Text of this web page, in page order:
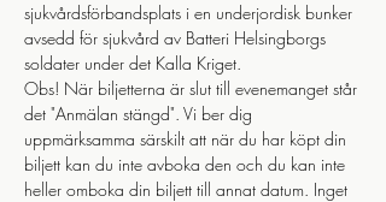
sjukvårdsförbandsplats i en underjordisk bunker
avsedd för sjukvård av Batteri Helsingborgs
soldater under det Kalla Kriget.
Obs! När biljetterna är slut till evenemanget står
det "Anmälan stängd". Vi ber dig
uppmärksamma särskilt att när du har köpt din
biljett kan du inte avboka den och du kan inte
heller omboka din biljett till annat datum. Inget